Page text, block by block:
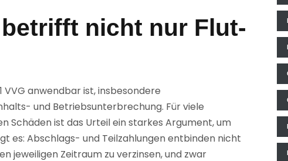
nicht nur Flut-
anwendbar ist, insbesondere
und Betriebsunterbrechung. Für viele
ist das Urteil ein starkes Argument, um
es: Abschlags- und Teilzahlungen entbinden nicht
jeweiligen Zeitraum zu verzinsen, und zwar